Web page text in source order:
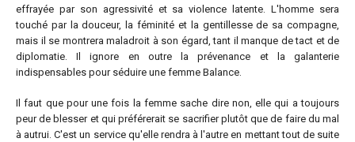
effrayée par son agressivité et sa violence latente. L'homme sera
touché par la douceur, la féminité et la gentillesse de sa compagne,
mais il se montrera maladroit à son égard, tant il manque de tact et de
diplomatie. Il ignore en outre la prévenance et la galanterie
indispensables pour séduire une femme Balance.
Il faut que pour une fois la femme sache dire non, elle qui a toujours
peur de blesser et qui préférerait se sacrifier plutôt que de faire du mal
à autrui. C'est un service qu'elle rendra à l'autre en mettant tout de suite